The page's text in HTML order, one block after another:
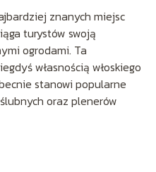
znanych miejsc
turystów swoją
ogrodami. Ta
własnością włoskiego
stanowi popularne
oraz plenerów